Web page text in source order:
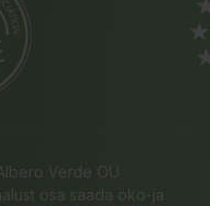
Verde OÜ
osa saada öko-ja